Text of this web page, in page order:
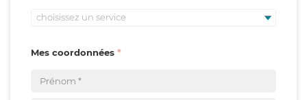
choisissez un service
Mes coordonnées